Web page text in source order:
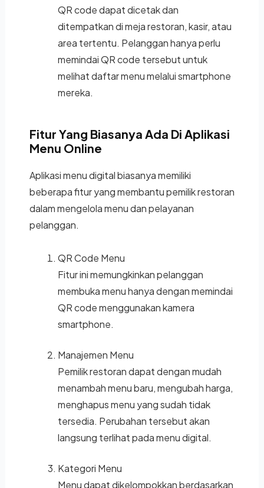
QR code dapat dicetak dan
ditempatkan di meja restoran, kasir, atau
area tertentu. Pelanggan hanya perlu
memindai QR code tersebut untuk
melihat daftar menu melalui smartphone
mereka.
Fitur Yang Biasanya Ada Di Aplikasi
Menu Online
Aplikasi menu digital biasanya memiliki
beberapa fitur yang membantu pemilik restoran
dalam mengelola menu dan pelayanan
pelanggan.
QR Code Menu
Fitur ini memungkinkan pelanggan
membuka menu hanya dengan memindai
QR code menggunakan kamera
smartphone.
Manajemen Menu
Pemilik restoran dapat dengan mudah
menambah menu baru, mengubah harga,
menghapus menu yang sudah tidak
tersedia. Perubahan tersebut akan
langsung terlihat pada menu digital.
Kategori Menu
Menu dapat dikelompokkan berdasarkan